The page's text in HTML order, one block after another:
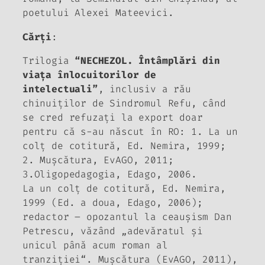
poetului Alexei Mateevici.
Cărţi:
Trilogia “NECHEZOL. Întâmplări din
viaţa înlocuitorilor de
intelectuali”, inclusiv a rău
chinuiţilor de Sindromul Refu, când
se cred refuzaţi la export doar
pentru că s-au născut în RO: 1. La un
colţ de cotitură , Ed. Nemira, 1999;
2.Muşcătura , EvAGO, 2011;
3. Oligopedagogia , Edago, 2006.
La un colţ de cotitură , Ed. Nemira,
1999 (Ed. a doua, Edago, 2006);
redactor – opozantul la ceauşism Dan
Petrescu, văzând „adevăratul şi
unicul până acum roman al
tranziţiei“ . Muşcătura (EvAGO, 2011),